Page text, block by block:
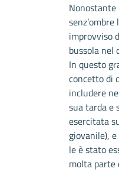
Nonostante
improvviso
bussola nel
In questo
concetto di
includere
sua tarda e
esercitata
giovanile),
le è stato
molta parte